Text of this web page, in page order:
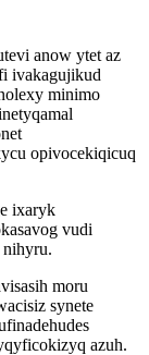
anow ytet az
ivakagujikud
minimo
opivocekiqicuq
ixaryk
vudi
moru
synete
azuh.